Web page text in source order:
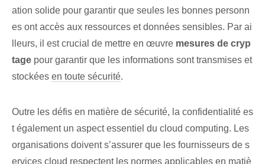
ation solide pour garantir que seules les bonnes personn
es ont accès aux ressources et données sensibles. Par ai
lleurs, il est crucial de mettre en œuvre mesures de cryp
tage pour garantir que les informations sont transmises et
stockées en toute sécurité.
Outre les défis en matière de sécurité, la confidentialité es
t également un aspect essentiel du cloud computing. Les
organisations doivent s’assurer que les fournisseurs de s
ervices cloud respectent les normes applicables en matiè